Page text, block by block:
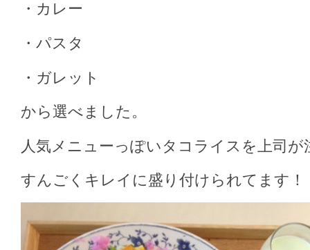
・カレー
・パスタ
・ガレット
から選べました。
人気メニューっぽいタコライスを上司が
すんごくキレイに盛り付けられてます！